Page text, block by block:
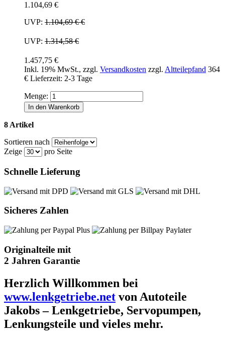
1.104,69 €
UVP: 1.104,69 €€
UVP: 1.314,58 €
1.457,75 €
Inkl. 19% MwSt., zzgl. Versandkosten zzgl. Altteilepfand 364
€ Lieferzeit: 2-3 Tage
Menge:
In den Warenkorb
8 Artikel
Sortieren nach
Zeige
pro Seite
Schnelle Lieferung
Sicheres Zahlen
Originalteile mit
2 Jahren Garantie
Herzlich Willkommen bei
www.lenkgetriebe.net von Autoteile
Jakobs – Lenkgetriebe, Servopumpen,
Lenkungsteile und vieles mehr.